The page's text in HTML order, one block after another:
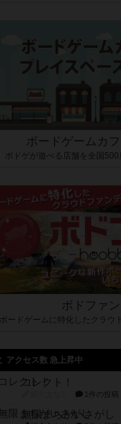
ボードゲームカ
ボドゲが遊べる店舗を全国500
ボドファン
ボードゲームに特化したクラウ
アクセス数 急上昇中
コレクト！
1件の投稿
無限まちがいさがし